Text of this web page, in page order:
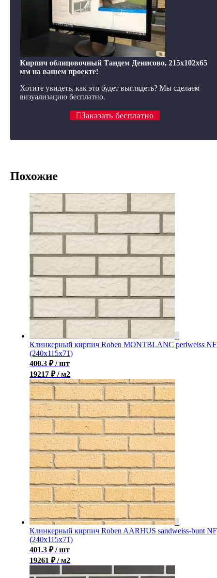
Кирпич облицовочный Тандем Денисово, 215x102x65
мм на вашем проекте!
Хотите увидеть, как это будет выглядеть? Мы сделаем
визуализацию бесплатно.
Заказать бесплатно
Похожие
Клинкерный кирпич Roben MONTBLANC perlweiss NF
(240x115x71)
400.3 ₽ / шт
19217 ₽ / м2
Клинкерный кирпич Roben AARHUS sandweiss-bunt
(240х115х71)
401.3 ₽ / шт
19261 ₽ / м2